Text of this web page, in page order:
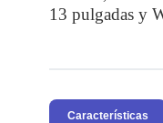
13 pulgadas y
Características